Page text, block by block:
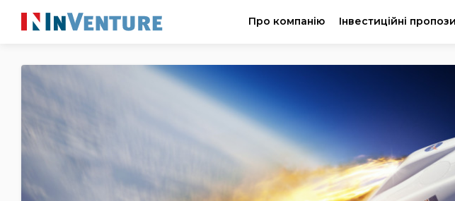
Про компанію Інвестиційні